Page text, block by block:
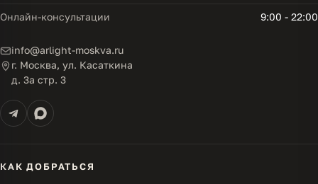
Онлайн-консультации 9:00 - 22:00
info@arlight-moskva.ru
г. Москва, ул. Касаткина
д. 3а стр. 3
КАК ДОБРАТЬСЯ